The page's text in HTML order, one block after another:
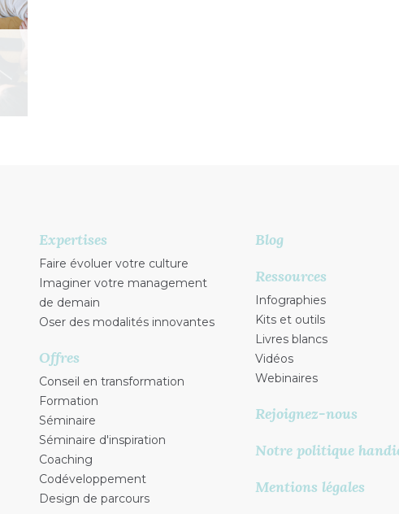
Expertises
Faire évoluer votre culture
Imaginer votre management
de demain
Oser des modalités innovantes
Offres
Conseil en transformation
Formation
Séminaire
Séminaire d'inspiration
Coaching
Codéveloppement
Design de parcours
Blog
Ressources
Infographies
Kits et outils
Livres blancs
Vidéos
Webinaires
Rejoignez-nous
Notre politique
Mentions légales